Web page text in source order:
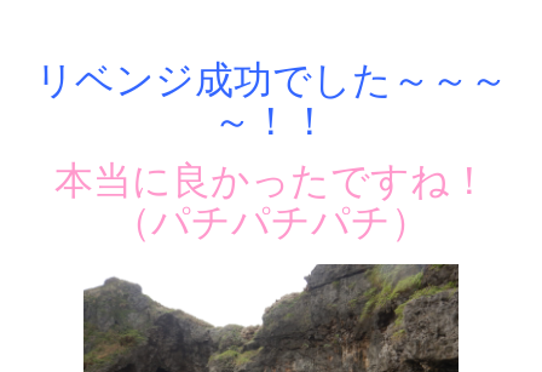
リベンジ成功でした～～～
～！！
本当に良かったですね！
（パチパチパチ）